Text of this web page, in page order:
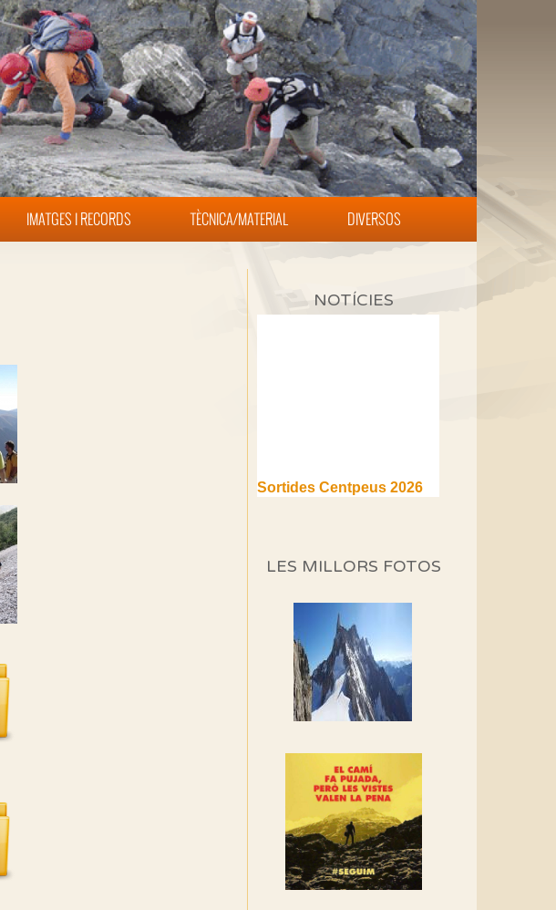
IMATGES I RECORDS TÈCNICA/MATERIAL DIVERSOS
NOTÍCIES
(1a part)
Si no podem caminar,
alguna cosa hem de fer...
Els Centpeus signen el
Manifest a favor dels
Camins Vells
associació adhereix-te al
Rebem un diploma dels
Amics de Sant Aniol
d'Aguja
Els Centpeus estem
LES MILLORS FOTOS